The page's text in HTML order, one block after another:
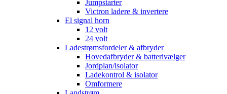
Jumpstarter
Victron ladere & invertere
El signal horn
12 volt
24 volt
Ladestrømsfordeler & afbryder
Hovedafbryder & batterivælger
Jordplan/isolator
Ladekontrol & isolator
Omformere